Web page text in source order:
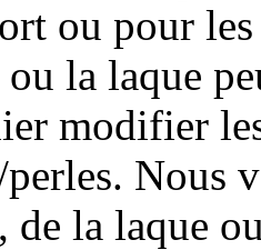
ou pour
la laque
modifier
perles. Nous
de la laque